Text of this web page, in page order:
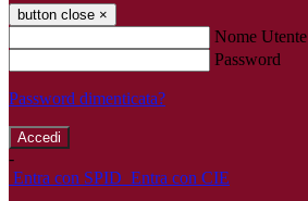
button close ×
Nome Utente
Password
Password dimenticata?
-
Entra con SPID Entra con CIE